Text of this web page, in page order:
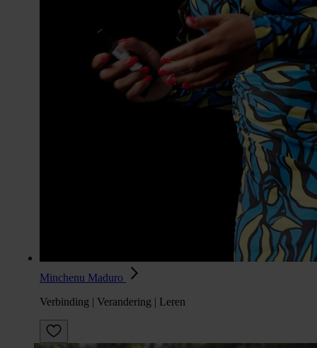
Minchenu Maduro
Verbinding | Verandering | Leren